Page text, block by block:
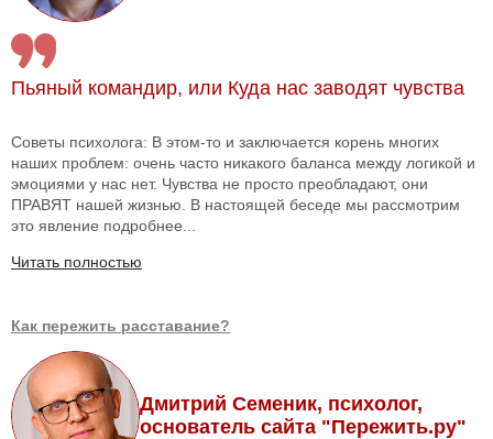
Пьяный командир, или Куда нас заводят чувства
Советы психолога: В этом-то и заключается корень многих
наших проблем: очень часто никакого баланса между логикой и
эмоциями у нас нет. Чувства не просто преобладают, они
ПРАВЯТ нашей жизнью. В настоящей беседе мы рассмотрим
это явление подробнее...
Читать полностью
Как пережить расставание?
Дмитрий Семеник, психолог,
основатель сайта "Пережить.ру"